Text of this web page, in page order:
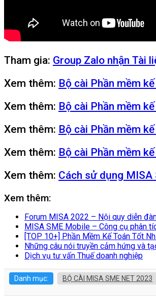
Tham gia: Group Zalo nhận Tài
Xem thêm: Bộ cài Phần mềm
Xem thêm: Bộ cài Phần mềm
Xem thêm: Bộ cài Phần mềm
Xem thêm: Bộ cài Phần mềm
Xem thêm: Cách sử dụng
Xem thêm:
Forum MISA 2022 – Nội quy diễn
MISA SME Mobile – Công cụ phân
[TOP 10+] Phần Mềm Kế Toán Tốt
Những câu nói truyền cảm hứng và
Dịch vụ tư vấn Thuế doanh nghiệp
Danh mục: BỘ CÀI MISA SME NET 2023